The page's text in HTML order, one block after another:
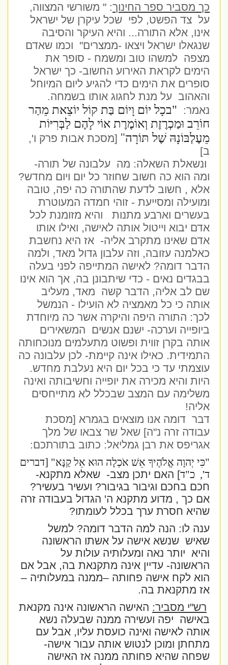
כך מסביר ספר החינוך: " משורשי המצווה,
על צד הפשט, לפי שכל עיקרן של ישראל
אינו, אלא התורה... והיא העיקר והסיבה
שנגאלו ישראל ויצאו -ממצרים" וכמו שאדם
מצפה למשהו טוב ומשמח - סופר את
הימים לקראת האירוע החשוב- כך ישראל
סופרים את הימים כדי להגיע ליום המיוחל
והאהוב על מנת לחגוג אותו בשמחה.
נאמר: "בכָל יוֹם וָיוֹם בַּת קוֹל יוֹצֵאת מֵהַר
חוֹרֵב וּמַכְרֶזֶת וְאוֹמֶרֶת אוֹי לָהֶם לַבְּרִיּוֹת
מֵעֶלְבּוֹנָהּ שֶׁל תּוֹרָה"[מסכת אבות פרק ו',
ב]
ונשאלת השאלה: מה עלבונה של תורה-
ומה הוא כה חשוב שחוזר כל יום ויום מחדש?
אלא , חשוב לדעת שהתורה כה יפה, טובה
ומועילה ומסייעת - זוהי חמדה המעוטרת
בעשרים וארבע מתנות
והיא מזומנת לכל
אדם יבוא וייטול אותה לאישה, ואילו אותו
אדם שאינו מתקרב אליה- אז היא נחשבת
כאלמנה עזובה, וזה עלבון גדול מאד, ולמה
הדבר דומה? לאישה המתייפה לפני בעלה
בבגדים נאים - כדי שיתבונן בה, אך הוא אינו
שם לב אליה, הדבר קשה מאד, מעליב
אותה כי כל מאמציה לא הועילו - הנמשל
לכך: התורה היפה והיקרה אשר כה מיוחדת
ביופייה וערכה- ישנם אנשים המשאירים
אותה בקרן זווית ופשוט מתעלמים מנוכחותה
התמידית. כאילו אינה קיימת- לכן עלבונה כה
עוצמתי עד כי בכל יום היא נעלבת מחדש.
היות והיא מכירה את יופייה וחשיבותה ואינה
משלימה עם המצב שבכלל לא מתייחסים
אליה!
דבר דומה אנו מוצאים בגמרא [מסכת
עבודה זרה נ"ה] שאל שר צבאו של מלך
אגריפס את רבן גמליאל: כתוב בתורתכם:
"כִּי יְהוָה אֱלֹהֶיךָ אֵשׁ אֹכְלָה הוּא אֵל קַנָּא" [דברים
ד', כ"ד] האם יתכן מצב- שאלא מתקנא-
חכם בחכם וגיבור בגיבור? ועשיר בעשיר?
אם כך , מדוע מתקנא ה' הגדול בעבודה זרה
שהיא חסרת ערך בכלל לעומתו?
ענה לו: הנה למה הדבר דומה? למשל
שאיש שנשא אישה על אשתו הראשונה
והיא יותר נאה ומעלותיה עולות על
הראשונה- עדיין אינה מתקנאת בה, אבל אם
הוא לקח אישה פחותה –ממנה במעלותיה –
אז מתקנאת בה.
רש"י מסביר:האישה הראשונה אינה מקנאת
באישה יפה ועשירה ממנה שבעלה נשא
אותה לאישה ואינה כועסת עליו, אבל עם
מתחתן ומוכן לנטוש אותה עבור אישה-
שפחה שהיא פחותה ממנה אז האישה